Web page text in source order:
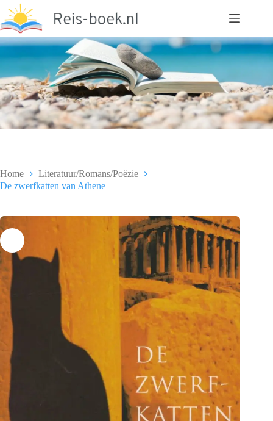
naar
de
inhoud
Home
Literatuur/Romans/Poëzie
De zwerfkatten van Athene